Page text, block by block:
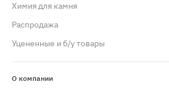
Химия для камня
Распродажа
Уцененные и б/у товары
О компании